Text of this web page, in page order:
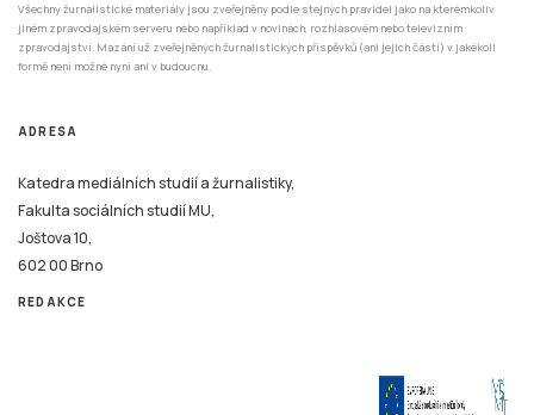
Všechny žurnalistické materiály jsou zveřejněny podle stejných pravidel jako na kterémkoliv
jiném zpravodajském serveru nebo například v novinách, rozhlasovém nebo televizním
zpravodajství. Mazání už zveřejněných žurnalistických příspěvků (ani jejich částí) v jakékoli
formě není možné nyní ani v budoucnu.
ADRESA
Katedra mediálních studií a žurnalistiky,
Fakulta sociálních studií MU,
Joštova 10,
602 00 Brno
REDAKCE